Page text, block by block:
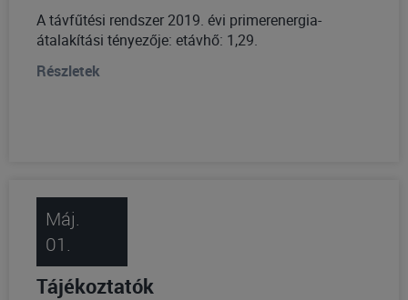
A távfűtési rendszer 2019. évi primerenergia-
átalakítási tényezője: etávhő: 1,29.
Részletek
Máj.
01.
Tájékoztatók